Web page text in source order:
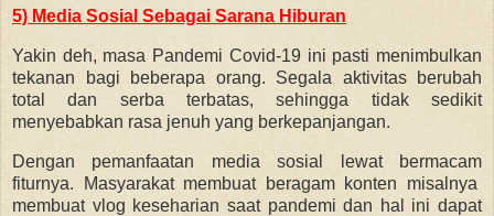
5) Media Sosial Sebagai Sarana Hiburan
Yakin deh, masa Pandemi Covid-19 ini pasti menimbulkan
tekanan bagi beberapa orang. Segala aktivitas berubah
total dan serba terbatas, sehingga tidak sedikit
menyebabkan rasa jenuh yang berkepanjangan.
Dengan pemanfaatan media sosial lewat bermacam
fiturnya. Masyarakat membuat beragam konten misalnya
membuat vlog keseharian saat pandemi dan hal ini dapat